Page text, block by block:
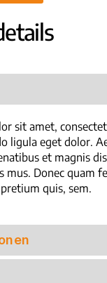
sit amet,
ligula eget dolor.
et magnis
mus. Donec quam
quis, sem.